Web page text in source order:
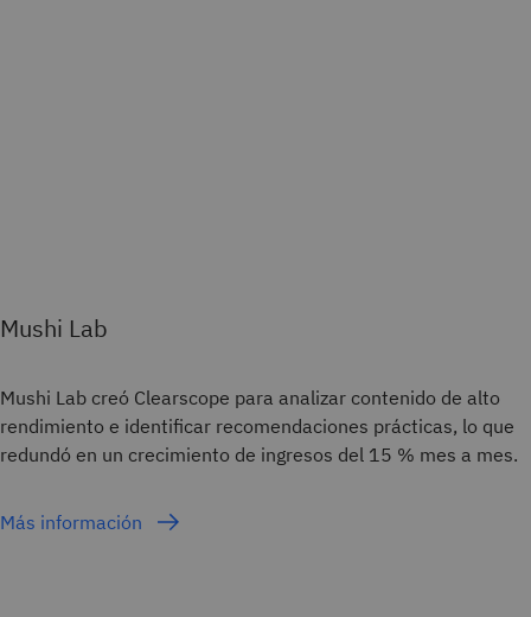
Mushi Lab
Mushi Lab creó Clearscope para analizar contenido de alto
rendimiento e identificar recomendaciones prácticas, lo que
redundó en un crecimiento de ingresos del 15 % mes a mes.
Más información